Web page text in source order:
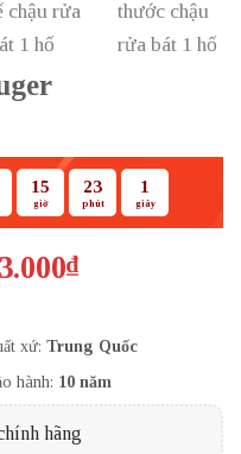
15
giờ
23
phút
0
giây
₫Giá
là:
5.543.000₫.
xứ: Trung Quốc
hành: 10 năm
hãng